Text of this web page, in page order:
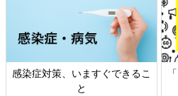
感染症対策、いますぐできるこ
と